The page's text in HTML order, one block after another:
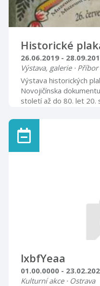
Historické
26.06.2019 -
Výstava, galerie · Příbor
Výstava historických
Novojičínska
století až do 80. let 20.
17.00 hod. Velký
lxbfYeaa
01.00.0000 -
Kulturní akce · Ostrava